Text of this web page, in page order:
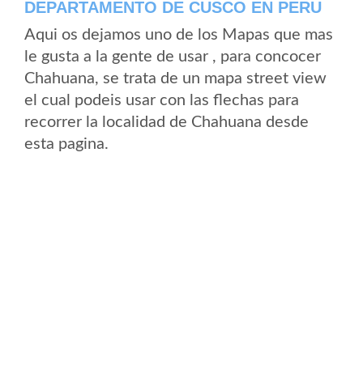
DEPARTAMENTO DE CUSCO EN PERU
Aqui os dejamos uno de los Mapas que mas
le gusta a la gente de usar , para concocer
Chahuana, se trata de un mapa street view
el cual podeis usar con las flechas para
recorrer la localidad de Chahuana desde
esta pagina.